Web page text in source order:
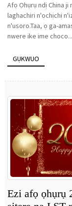
Afọ Ọhụrụ ndị China
laghachiri n'ọchịchị
n'usoro.Taa, ọ ga-
nwere ike ime choco...
GỤKWUO
Ezi afọ ọhụrụ